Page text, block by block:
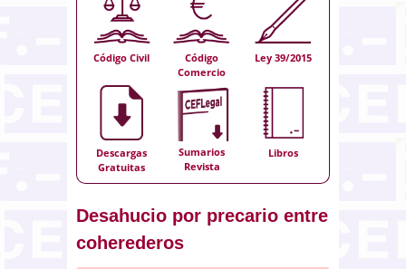
Código Civil
Código
Comercio
Ley 39/2015
Descargas
Gratuitas
Sumarios
Revista
Libros
Desahucio por precario entre
coherederos